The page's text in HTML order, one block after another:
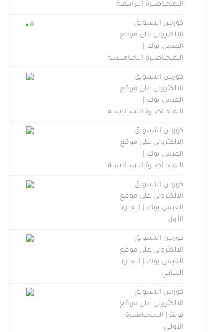
الــمــحــاضــرة الــرابــعــة
كورس التسويق
الالكترونى على موقع
الفيس بوك |
الــمــحــاضــرة الــخــامــســة
كورس التسويق
الالكترونى على موقع
الفيس بوك |
الــمــحــاضــرة الــســادســة
كورس التسويق
الالكترونى على موقع
الفيس بوك |
الــمــحــاضــرة الــســادســة
كورس التسويق
الالكترونى على موقع
الفيس بوك | الــجــزء
الأول
كورس التسويق
الالكترونى على موقع
الفيس بوك | الــجــزء
الــثــانــي
كورس التسويق
الالكترونى على موقع
تويتر | الــمــحــاضــرة
الأولــى